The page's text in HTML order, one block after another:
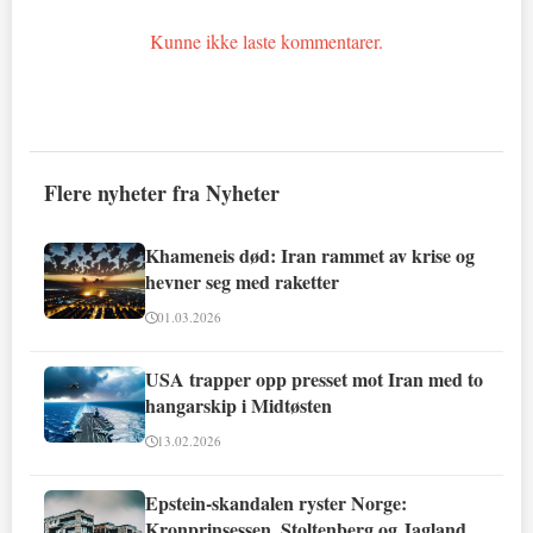
Kunne ikke laste kommentarer.
Flere nyheter fra Nyheter
Khameneis død: Iran rammet av krise og
hevner seg med raketter
01.03.2026
USA trapper opp presset mot Iran med to
hangarskip i Midtøsten
13.02.2026
Epstein-skandalen ryster Norge: